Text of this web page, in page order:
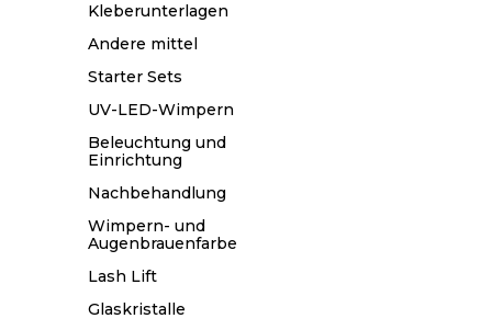
Kleberunterlagen
Andere mittel
Starter Sets
UV-LED-Wimpern
Beleuchtung und
Einrichtung
Nachbehandlung
Wimpern- und
Augenbrauenfarbe
Lash Lift
Glaskristalle